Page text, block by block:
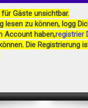
Gäste unsichtbar.
lesen zu können, logg
Account haben,registrier
Die Registrierung